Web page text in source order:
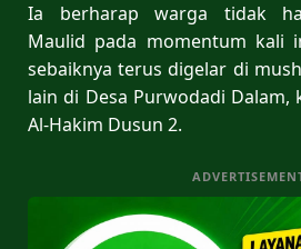
Ia berharap warga tidak
Maulid pada momentum kali
sebaiknya terus digelar di
lain di Desa Purwodadi Dalam,
Al-Hakim Dusun 2.